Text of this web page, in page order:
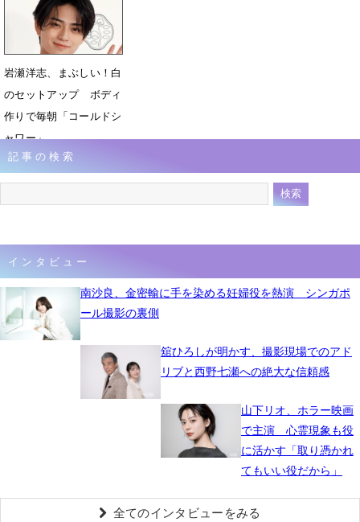
4月3日 13時28分
岩瀬洋志、まぶしい！白
のセットアップ ボディ
作りで毎朝「コールドシ
ャワー」
3月10日 09時26分
記事の検索
インタビュー
南沙良、金密輸に手を染める妊婦役を熱演 シンガポ
ール撮影の裏側
舘ひろしが明かす、撮影現場でのアド
リブと西野七瀬への絶大な信頼感
山下リオ、ホラー映画
で主演 心霊現象も役
に活かす「取り憑かれ
てもいい役だから」
全てのインタビューをみる